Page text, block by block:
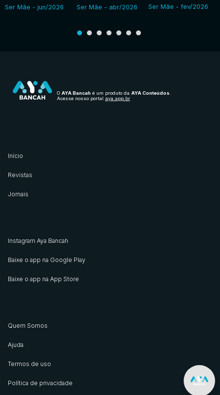
Ser Mãe - jun/2026 Ser Mãe - abr/2026 Ser Mãe - fev/2026
O AYA Bancah é um produto da AYA Conteúdos
Acesse nosso portal aya.app.br
Início
Revistas
Jornais
Instagram Aya Bancah
Baixe o app na Google Play
Baixe o app na App Store
Quem Somos
Ajuda
Termos de uso
Política de privacidade